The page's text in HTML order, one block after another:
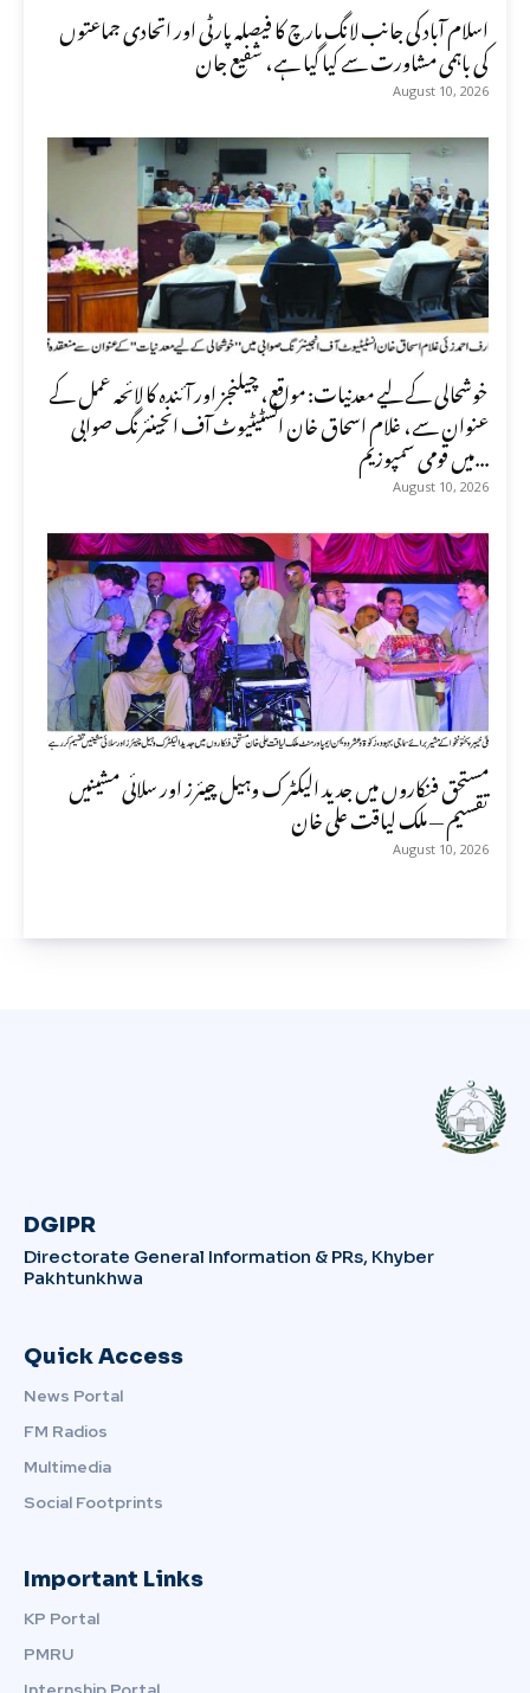
اسلام آباد کی جانب لانگ مارچ کا فیصلہ پارٹی اور اتحادی جماعتوں
کی باہمی مشاورت سے کیا گیا ہے، شفیع جان
August 10, 2026
خوشحالی کے لیے معدنیات: مواقع، چیلنجز اور آئندہ کا لائحہ عمل کے
عنوان سے، غلام اسحاق خان انسٹیٹیوٹ آف انجینئرنگ صوابی
میں قومی سمپوزیم...
August 10, 2026
مستحق فنکاروں میں جدید الیکٹرک وہیل چیئرز اور سلائی مشینیں
تقسیم — ملک لیاقت علی خان
August 10, 2026
DGIPR
Directorate General Information & PRs, Khyber
Pakhtunkhwa
Quick Access
News Portal
FM Radios
Multimedia
Social Footprints
Important Links
KP Portal
PMRU